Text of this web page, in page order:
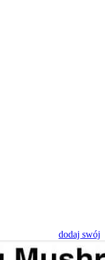
dodaj swój